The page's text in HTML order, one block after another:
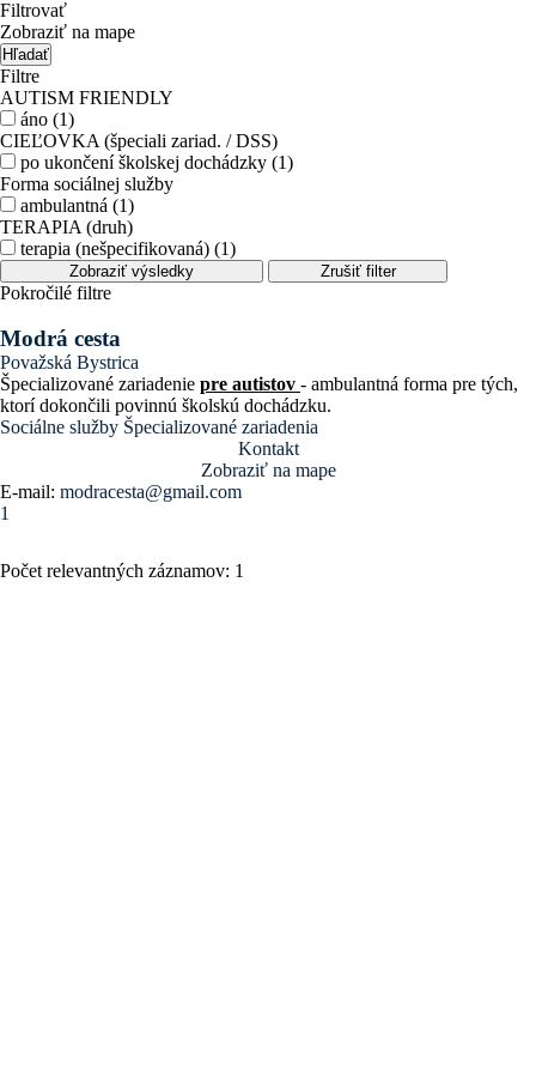
Filtrovať
Zobraziť na mape
Hľadať
Filtre
AUTISM FRIENDLY
áno (1)
CIEĽOVKA (špeciali zariad. / DSS)
po ukončení školskej dochádzky (1)
Forma sociálnej služby
ambulantná (1)
TERAPIA (druh)
terapia (nešpecifikovaná) (1)
Zobraziť výsledky Zrušiť filter
Pokročilé filtre
Modrá cesta
Považská Bystrica
Špecializované zariadenie pre autistov - ambulantná forma pre tých,
ktorí dokončili povinnú školskú dochádzku.
Sociálne služby Špecializované zariadenia
Kontakt
Zobraziť na mape
E-mail: modracesta@gmail.com
1
Počet relevantných záznamov: 1